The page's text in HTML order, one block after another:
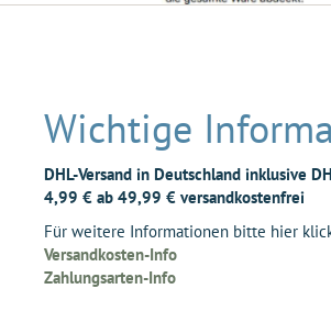
Wichtige
DHL-Versand in Deutschland inklusive
4,99 € ab 49,99 € versandkostenfrei
Für weitere Informationen bitte hier
Versandkosten-Info
Zahlungsarten-Info